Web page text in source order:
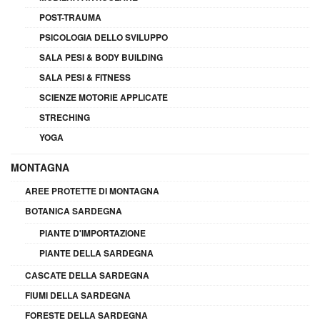
POST-TRAUMA
PSICOLOGIA DELLO SVILUPPO
SALA PESI & BODY BUILDING
SALA PESI & FITNESS
SCIENZE MOTORIE APPLICATE
STRECHING
YOGA
MONTAGNA
AREE PROTETTE DI MONTAGNA
BOTANICA SARDEGNA
PIANTE D'IMPORTAZIONE
PIANTE DELLA SARDEGNA
CASCATE DELLA SARDEGNA
FIUMI DELLA SARDEGNA
FORESTE DELLA SARDEGNA